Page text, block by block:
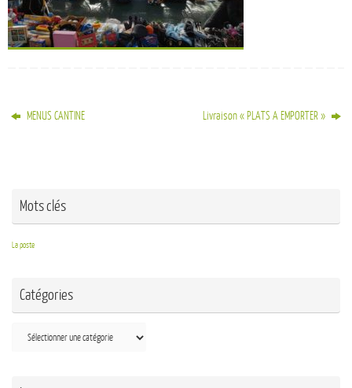
MENUS CANTINE Livraison « PLATS A EMPORTER »
Mots clés
La poste
Catégories